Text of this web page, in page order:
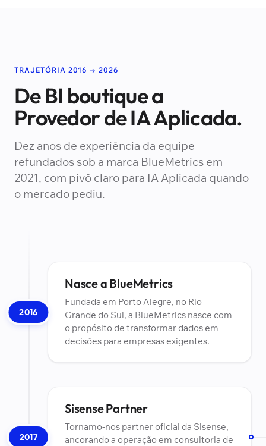
TRAJETÓRIA 2016 → 2026
De BI boutique a
Provedor de IA Aplicada.
Dez anos de experiência da equipe —
refundados sob a marca BlueMetrics em
2021, com pivô claro para IA Aplicada quando
o mercado pediu.
2016
Nasce a BlueMetrics
Fundada em Porto Alegre, no Rio
Grande do Sul, a BlueMetrics nasce com
o propósito de transformar dados em
decisões para empresas exigentes.
2017
Sisense Partner
Tornamo-nos partner oficial da Sisense,
ancorando a operação em consultoria de